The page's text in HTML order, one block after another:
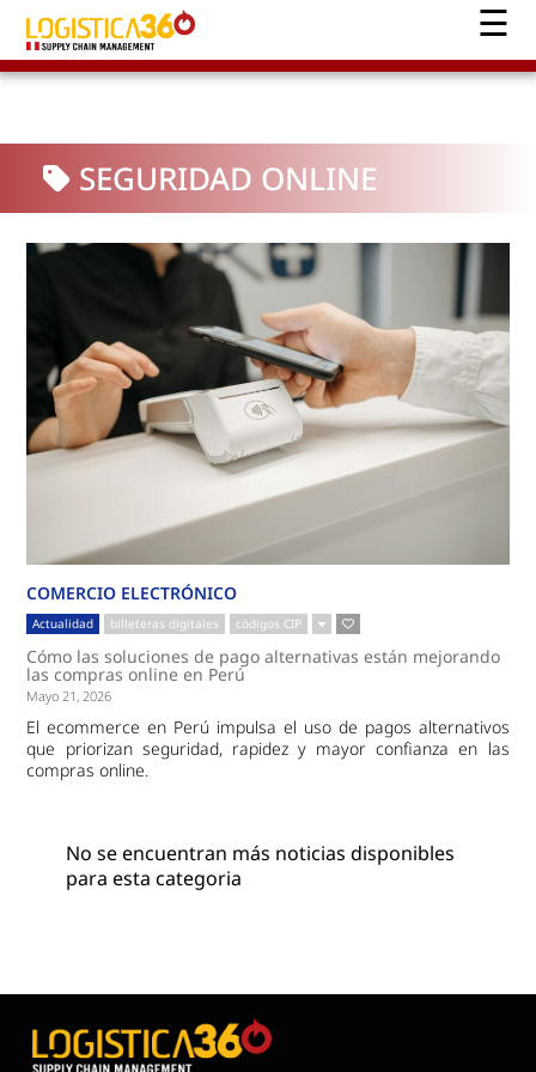
SEGURIDAD ONLINE
COMERCIO ELECTRÓNICO
Actualidad billeteras digitales códigos CIP
Cómo las soluciones de pago alternativas están mejorando
las compras online en Perú
Mayo 21, 2026
El ecommerce en Perú impulsa el uso de pagos alternativos
que priorizan seguridad, rapidez y mayor confianza en las
compras online.
No se encuentran más noticias disponibles
para esta categoria